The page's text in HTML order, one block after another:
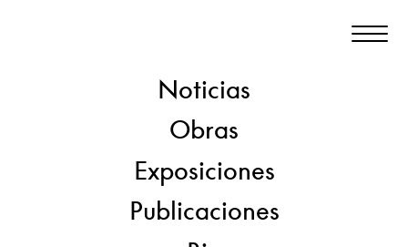
Noticias
Obras
Exposiciones
Publicaciones